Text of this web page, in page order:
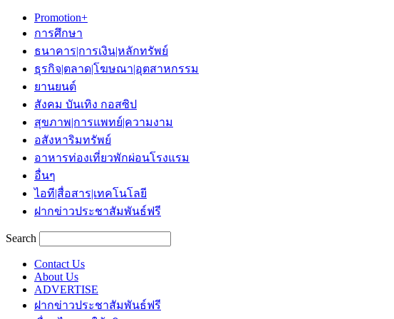
Promotion+
การศึกษา
ธนาคาร|การเงิน|หลักทรัพย์
ธุรกิจ|ตลาด|โฆษณา|อุตสาหกรรม
ยานยนต์
สังคม บันเทิง กอสซิป
สุขภาพ|การแพทย์|ความงาม
อสังหาริมทรัพย์
อาหารท่องเที่ยวพักผ่อนโรงแรม
อื่นๆ
ไอที|สื่อสาร|เทคโนโลยี
ฝากข่าวประชาสัมพันธ์ฟรี
Search
Contact Us
About Us
ADVERTISE
ฝากข่าวประชาสัมพันธ์ฟรี